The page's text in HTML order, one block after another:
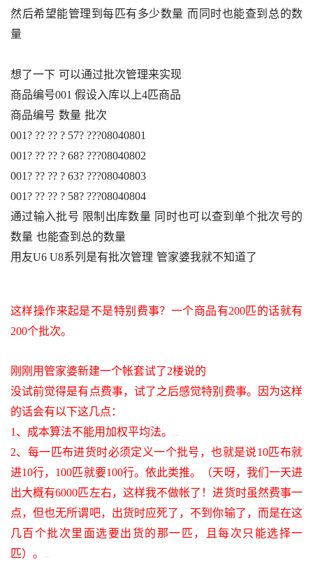
然后希望能管理到每匹有多少数量 而同时也能查到总的数
量
想了一下 可以通过批次管理来实现
商品编号001 假设入库以上4匹商品
商品编号 数量 批次
001? ?? ?? ? 57? ???08040801
001? ?? ?? ? 68? ???08040802
001? ?? ?? ? 63? ???08040803
001? ?? ?? ? 58? ???08040804
通过输入批号 限制出库数量 同时也可以查到单个批次号的
数量 也能查到总的数量
用友U6 U8系列是有批次管理 管家婆我就不知道了
这样操作来起是不是特别费事？一个商品有200匹的话就有
200个批次。
刚刚用管家婆新建一个帐套试了2楼说的
没试前觉得是有点费事，试了之后感觉特别费事。因为这样
的话会有以下这几点：
1 、成本算法不能用加权平均法。
2、每一匹布进货时必须定义一个批号，也就是说10匹布就
进10行， 100匹就要100行。依此类推。（天呀，我们一天进
出大概有6000匹左右，这样我不做帐了！进货时虽然费事一
点，但也无所谓吧，出货时应死了，不到你输了，而是在这
几百个批次里面选要出货的那一匹，且每次只能选择一
匹）。